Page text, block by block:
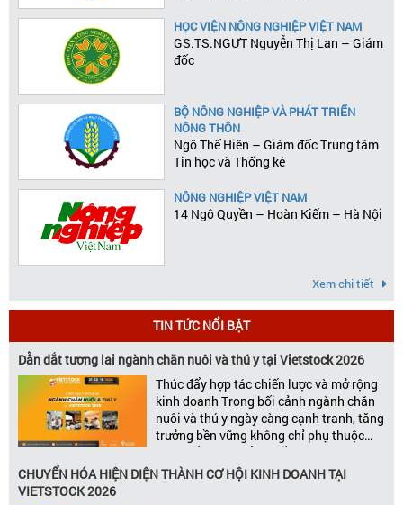
HỌC VIỆN NÔNG NGHIỆP VIỆT NAM
GS.TS.NGƯT Nguyễn Thị Lan – Giám
đốc
BỘ NÔNG NGHIỆP VÀ PHÁT TRIỂN
NÔNG THÔN
Ngô Thế Hiên – Giám đốc Trung tâm
Tin học và Thống kê
NÔNG NGHIỆP VIỆT NAM
14 Ngô Quyền – Hoàn Kiếm – Hà Nội
Xem chi tiết
TIN TỨC NỔI BẬT
Dẫn dắt tương lai ngành chăn nuôi và thú y tại Vietstock 2026
Thúc đẩy hợp tác chiến lược và mở rộng
kinh doanh Trong bối cảnh ngành chăn
nuôi và thú y ngày càng cạnh tranh, tăng
trưởng bền vững không chỉ phụ thuộc
vào chất lượng sản phẩm hay năng lực
đổi mới, mà còn được thúc đẩy bởi khả
năng xây dựng các mối quan […]
CHUYỂN HÓA HIỆN DIỆN THÀNH CƠ HỘI KINH DOANH TẠI
VIETSTOCK 2026